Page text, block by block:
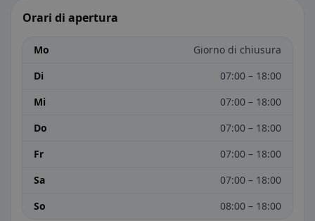
Orari di apertura
Mo
Giorno di chiusura
Di
07:00 – 18:00
Mi
07:00 – 18:00
Do
07:00 – 18:00
Fr
07:00 – 18:00
Sa
07:00 – 18:00
So
08:00 – 18:00